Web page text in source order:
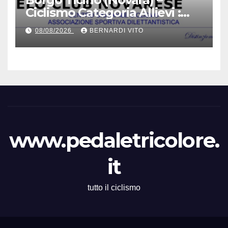
Ciclismo Categoria Allievi :
Domenica 9 Agosto il Gran
Premio 12 Martiri – Si ringrazia
il signor Gianmario Gatti
tecnica
08/08/2026 BERNARDI VITO
www.pedaletricolore.
it
tutto il ciclismo